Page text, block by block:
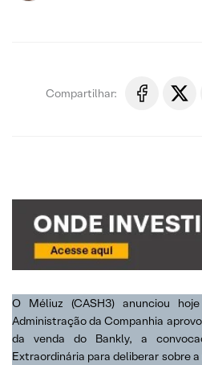
Compartilhar:
O Méliuz (CASH3) anunciou
Administração da Companhia
da venda do Bankly, a
Extraordinária para deliberar sobre